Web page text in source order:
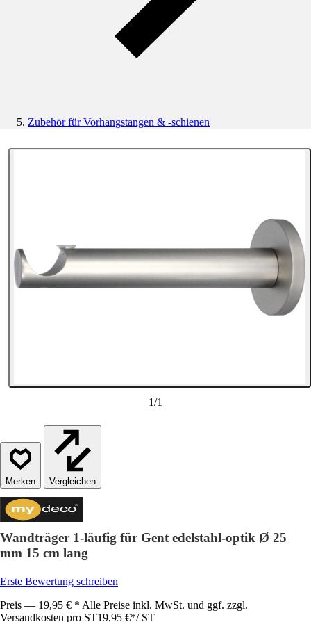
Zubehör für Vorhangstangen & -schienen
1/1
Vergleichen
Wandträger 1-läufig für Gent edelstahl-optik Ø 25
mm 15 cm lang
Erste Bewertung schreiben
Preis — 19,95 € * Alle Preise inkl. MwSt. und ggf. zzgl.
Versandkosten pro ST19,95 €*/ ST